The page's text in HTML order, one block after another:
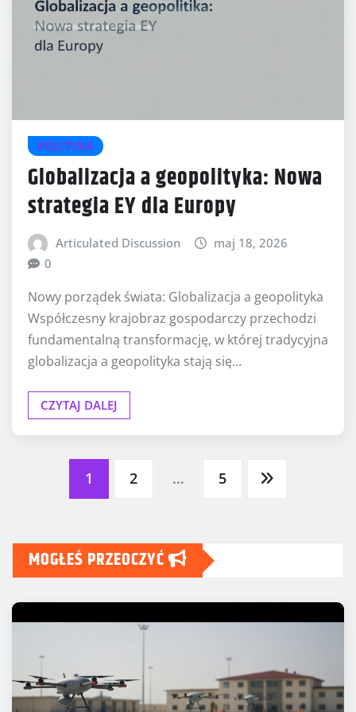
POLITYKA
Globalizacja a geopolityka: Nowa
strategia EY dla Europy
Articulated Discussion
maj 18, 2026
0
Nowy porządek świata: Globalizacja a geopolityka
Współczesny krajobraz gospodarczy przechodzi
fundamentalną transformację, w której tradycyjna
globalizacja a geopolityka stają się…
CZYTAJ DALEJ
Stronicowanie
1 2 … 5
MOGŁEŚ PRZEOCZYĆ